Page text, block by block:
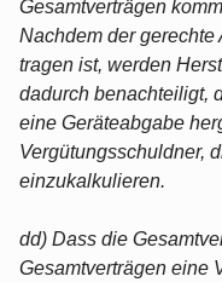
Gesamtverträgen
Nachdem der
tragen ist, werden
dadurch benachteiligt,
eine Geräteabgabe
Vergütungsschuldner,
einzukalkulieren.
dd) Dass die
Gesamtverträgen eine